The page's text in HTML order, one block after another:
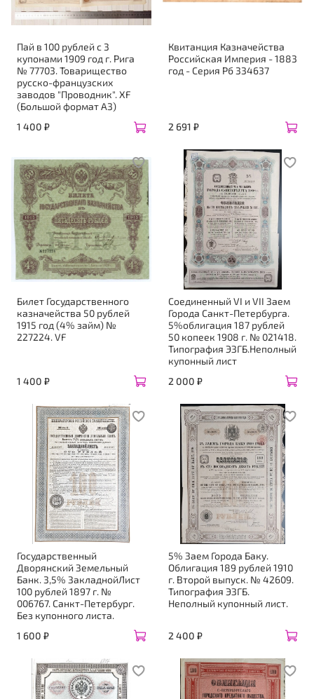
Пай в 100 рублей с 3
купонами 1909 год г. Рига
№ 77703. Товарищество
русско-французских
заводов "Проводник". XF
(Большой формат А3)
1 400 ₽
Квитанция Казначейства
Российская Империя - 1883
год - Серия Рб 334637
2 691 ₽
Билет Государственного
казначейства 50 рублей
1915 год (4% займ) №
227224. VF
1 400 ₽
Соединенный VI и VII Заем
Города Санкт-Петербурга.
5%облигация 187 рублей
50 копеек 1908 г. № 021418.
Типография ЭЗГБ.Неполный
купонный лист
2 000 ₽
Государственный
Дворянский Земельный
Банк. 3,5% ЗакладнойЛист
100 рублей 1897 г. №
006767. Санкт-Петербург.
Без купонного листа.
1 600 ₽
5% Заем Города Баку.
Облигация 189 рублей 1910
г. Второй выпуск. № 42609.
Типография ЭЗГБ.
Неполный купонный лист.
2 400 ₽